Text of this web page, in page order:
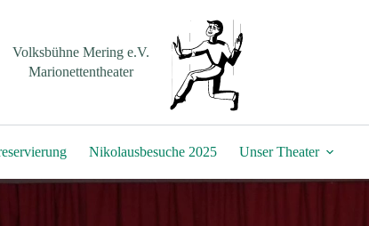
Volksbühne Mering e.V.
Marionettentheater
Nikolausbesuche 2025 Unser Theater